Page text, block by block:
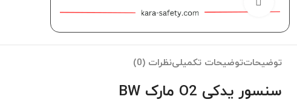
توضیحاتتوضیحات تکمیلینظرات (0)
سنسور یدکی O2 مارک BW